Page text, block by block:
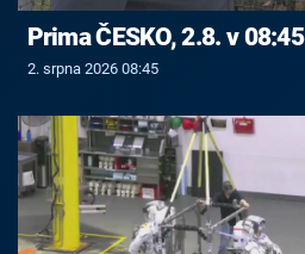
Prima ČESKO, 2.8. v 08:45
2. srpna 2026 08:45